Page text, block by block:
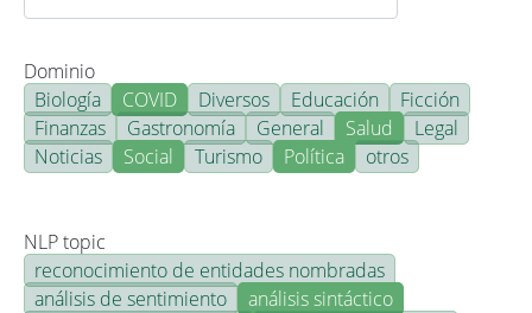
Dominio
Biología
COVID Diversos Educación
Ficción
Finanzas
Gastronomía General Salud
Legal
Noticias
Social Turismo Política otros
NLP topic
reconocimiento de entidades nombradas
análisis de sentimiento
análisis sintáctico